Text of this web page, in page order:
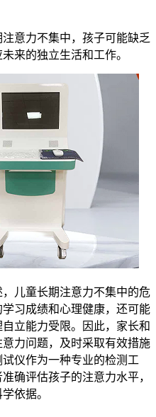
意力不集中，孩子可能缺乏
来的独立生活和工作。
儿童长期注意力不集中的危
习成绩和心理健康，还可能
立能力受限。因此，家长和
力问题，及时采取有效措施
仪作为一种专业的检测工
确评估孩子的注意力水平，
依据。